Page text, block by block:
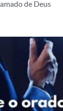
de Deus